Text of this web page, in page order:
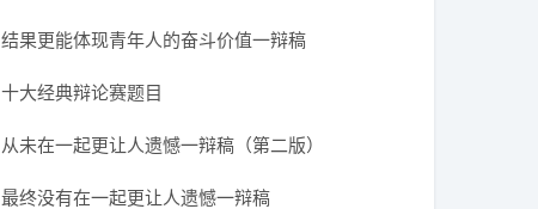
结果更能体现青年人的奋斗价值一辩稿
十大经典辩论赛题目
从未在一起更让人遗憾一辩稿（第二版）
最终没有在一起更让人遗憾一辩稿